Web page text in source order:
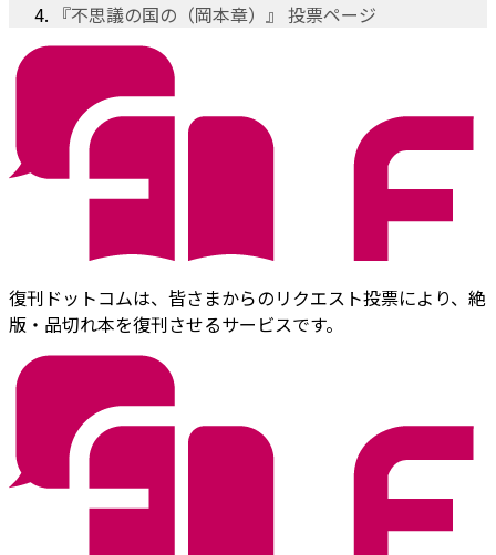
『不思議の国の（岡本章）』 投票ページ
復刊ドットコムは、皆さまからのリクエスト投票により、絶
版・品切れ本を復刊させるサービスです。